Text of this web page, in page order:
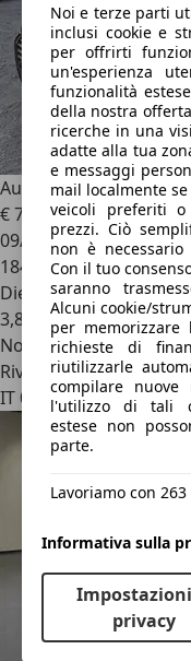
Noi e terze parti
inclusi cookie e
per offrirti
un'esperienza
funzionalità
della nostra
ricerche in una
adatte alla tua
e messaggi
mail localmente
veicoli preferiti o
prezzi. Ciò
non è
Con il tuo
saranno
Alcuni cookie/
per
richieste di
riutilizzarle
compilare nuove
l'utilizzo di tali
estese non
parte.
Lavoriamo con
Informativa sulla
privacy
Audi A1A1 1.4 tdi Sport
€ 7.490
09/2015
184.980 km
Diesel
3,8 l/100 km (comb.)
Novità
Rivenditore
IT 00055